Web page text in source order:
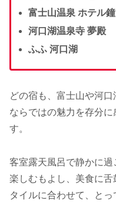
富士山温泉 ホテル
河口湖温泉寺 夢殿
ふふ 河口湖
どの宿も、富士山や河
ならではの魅力を存分
す。
客室露天風呂で静かに
楽しむもよし、美食に
タイルに合わせて、と